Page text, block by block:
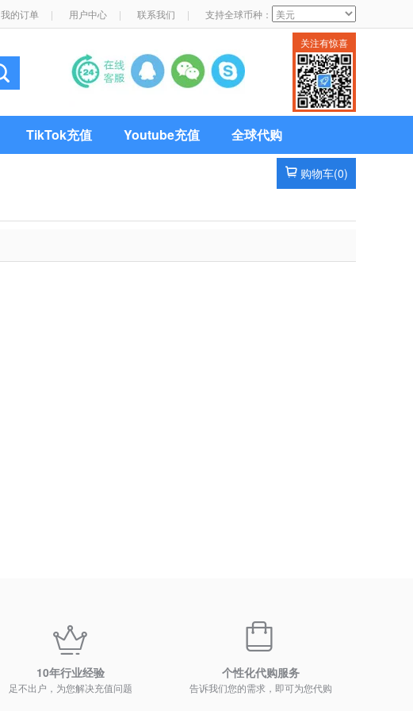
我的订单 | 用户中心 | 联系我们 | 支持全球币种：
关注有惊喜
TikTok充值 Youtube充值 全球代购
购物车(0)
10年行业经验
足不出户，为您解决充值问题
个性化代购服务
告诉我们您的需求，即可为您代购